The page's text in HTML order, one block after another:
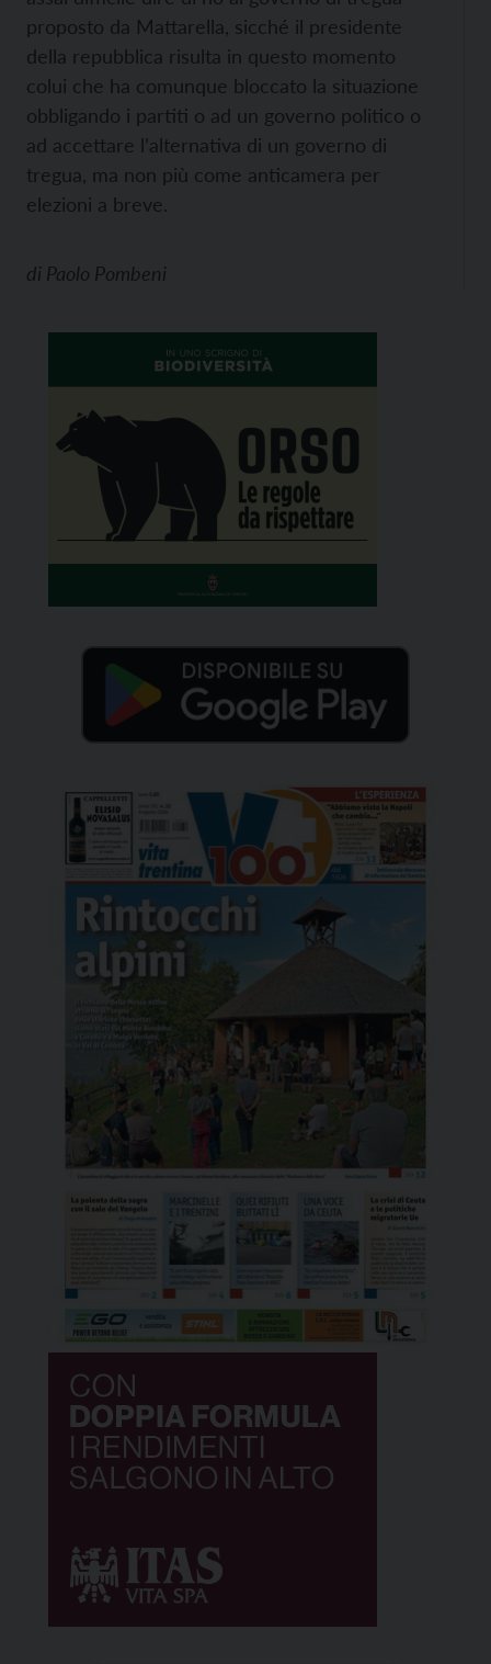
proposto da Mattarella, sicché il presidente
della repubblica risulta in questo momento
colui che ha comunque bloccato la situazione
obbligando i partiti o ad un governo politico o
ad accettare l’alternativa di un governo di
tregua, ma non più come anticamera per
elezioni a breve.
di Paolo Pombeni